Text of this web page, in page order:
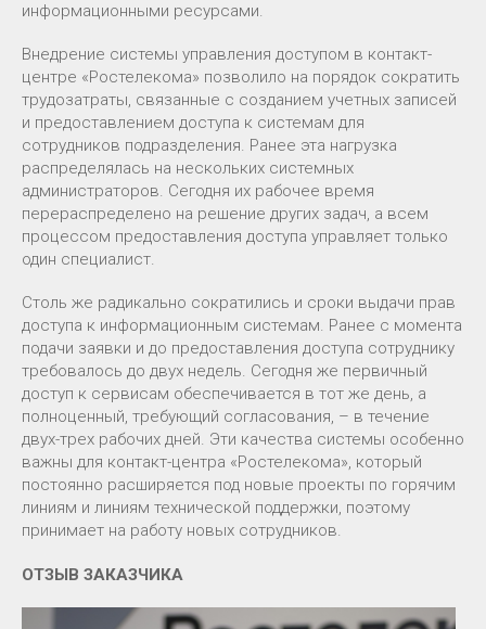
информационными ресурсами.
Внедрение системы управления доступом в контакт-
центре «Ростелекома» позволило на порядок сократить
трудозатраты, связанные с созданием учетных записей
и предоставлением доступа к системам для
сотрудников подразделения. Ранее эта нагрузка
распределялась на нескольких системных
администраторов. Сегодня их рабочее время
перераспределено на решение других задач, а всем
процессом предоставления доступа управляет только
один специалист.
Столь же радикально сократились и сроки выдачи прав
доступа к информационным системам. Ранее с момента
подачи заявки и до предоставления доступа сотруднику
требовалось до двух недель. Сегодня же первичный
доступ к сервисам обеспечивается в тот же день, а
полноценный, требующий согласования, – в течение
двух-трех рабочих дней. Эти качества системы особенно
важны для контакт-центра «Ростелекома», который
постоянно расширяется под новые проекты по горячим
линиям и линиям технической поддержки, поэтому
принимает на работу новых сотрудников.
ОТЗЫВ ЗАКАЗЧИКА